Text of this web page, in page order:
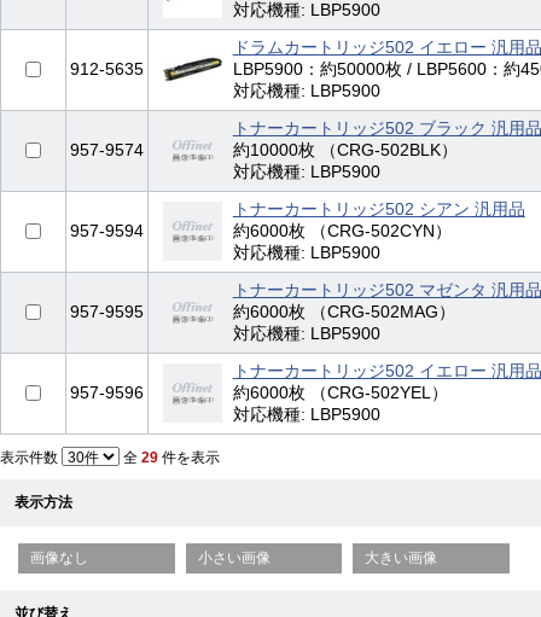
対応機種: LBP5900
912-5635
ドラムカートリッジ502 イエロー 汎用品
LBP5900：約50000枚 / LBP5600：約
対応機種: LBP5900
957-9574
トナーカートリッジ502 ブラック 汎用品
約10000枚 （CRG-502BLK）
対応機種: LBP5900
957-9594
トナーカートリッジ502 シアン 汎用品
約6000枚 （CRG-502CYN）
対応機種: LBP5900
957-9595
トナーカートリッジ502 マゼンタ 汎用品
約6000枚 （CRG-502MAG）
対応機種: LBP5900
957-9596
トナーカートリッジ502 イエロー 汎用品
約6000枚 （CRG-502YEL）
対応機種: LBP5900
表示件数 全 29 件を表示
表示方法
画像なし 小さい画像 大きい画像
並び替え